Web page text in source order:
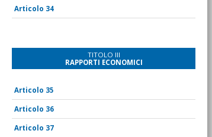
34
TITOLO III
RAPPORTI ECONOMICI
35
36
37